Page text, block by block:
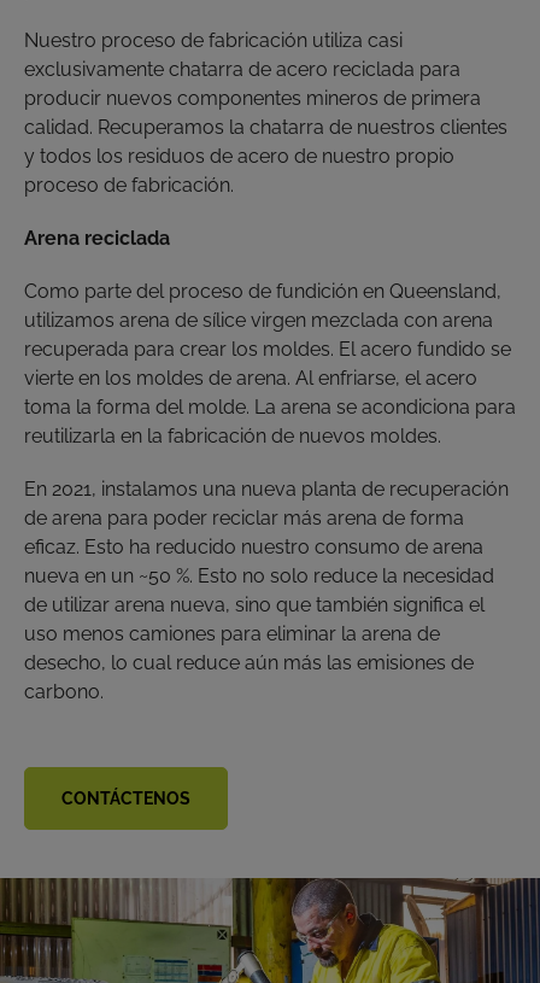
Nuestro proceso de fabricación utiliza casi
exclusivamente chatarra de acero reciclada para
producir nuevos componentes mineros de primera
calidad. Recuperamos la chatarra de nuestros clientes
y todos los residuos de acero de nuestro propio
proceso de fabricación.
Arena reciclada
Como parte del proceso de fundición en Queensland,
utilizamos arena de sílice virgen mezclada con arena
recuperada para crear los moldes. El acero fundido se
vierte en los moldes de arena. Al enfriarse, el acero
toma la forma del molde. La arena se acondiciona para
reutilizarla en la fabricación de nuevos moldes.
En 2021, instalamos una nueva planta de recuperación
de arena para poder reciclar más arena de forma
eficaz. Esto ha reducido nuestro consumo de arena
nueva en un ~50 %. Esto no solo reduce la necesidad
de utilizar arena nueva, sino que también significa el
uso menos camiones para eliminar la arena de
desecho, lo cual reduce aún más las emisiones de
carbono.
CONTÁCTENOS